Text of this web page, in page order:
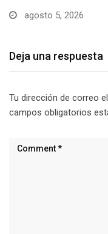
Deja una respuesta
Tu dirección de correo
campos obligatorios